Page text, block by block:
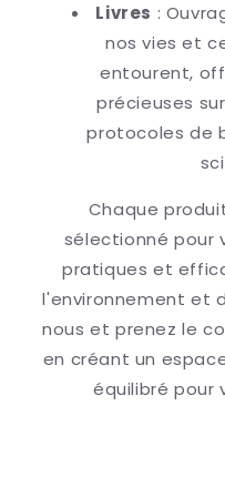
Livres :
nos vies et
entourent,
précieuses
protocoles de
Chaque
sélectionné pour
pratiques et
l'environnement et
nous et prenez le
en créant un
équilibré pour